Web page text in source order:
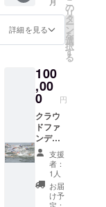
（２０
２４
年）に
名前
（文字
のみ）
A4
サイズ
の大会
プログ
ラム冊
子に対
して５
１ｍｍ×
＋大会
プログ
ラム冊
子 にお
名前と
セージ
を掲載
（大会
プログ
ラム冊
子を１
部送付
しま
す） 掲
載方
法：選
手に配
られる
詳細を見る
の
リ
タ
ー
ン
を
選
択
す
る
100
,00
0 円
クラウ
ドファ
ンディ
ングス
ポン
サー
（ゴー
ルド）
お礼
支援
者：
1人
お届
け予
定：